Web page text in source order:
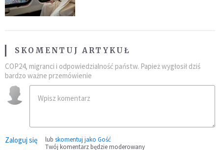
SKOMENTUJ ARTYKUŁ
COP24, migranci i odpowiedzialność państw. Papież wygłosił dziś
bardzo ważne przemówienie
Zaloguj się lub skomentuj jako Gość
Twój komentarz będzie moderowany